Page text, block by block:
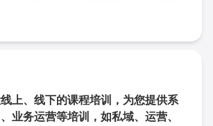
上、线下的课程培训，为您提供系
业务运营等培训，如私域、运营、